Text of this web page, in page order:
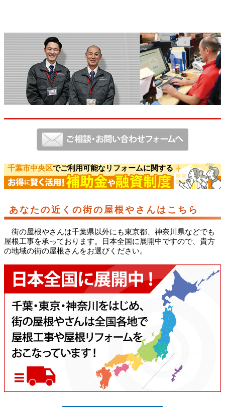
千葉市中央区でご利用可能なリフォームに関する
あなたの近くの街の屋根やさんはこちら
街の屋根やさんは千葉県以外にも東京都、神奈川県などでも
屋根工事を承っております。日本全国に展開中ですので、貴方
の地域の街の屋根さんをお選びください。